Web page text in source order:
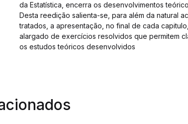
da Estatística, encerra os desenvolvimentos
Desta reedição salienta-se, para além da natural
tratados, a apresentação, no final de cada
alargado de exercícios resolvidos que permitem
os estudos teóricos desenvolvidos